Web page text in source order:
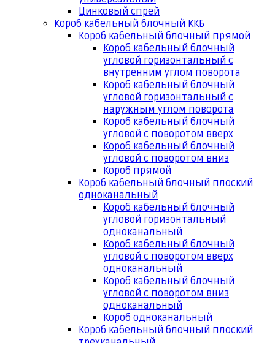
Цинковый спрей
Короб кабельный блочный ККБ
Короб кабельный блочный прямой
Короб кабельный блочный
угловой горизонтальный с
внутренним углом поворота
Короб кабельный блочный
угловой горизонтальный с
наружным углом поворота
Короб кабельный блочный
угловой с поворотом вверх
Короб кабельный блочный
угловой с поворотом вниз
Короб прямой
Короб кабельный блочный плоский
одноканальный
Короб кабельный блочный
угловой горизонтальный
одноканальный
Короб кабельный блочный
угловой с поворотом вверх
одноканальный
Короб кабельный блочный
угловой с поворотом вниз
одноканальный
Короб одноканальный
Короб кабельный блочный плоский